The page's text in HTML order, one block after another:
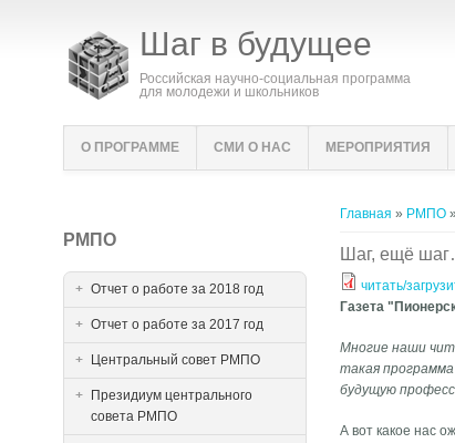
Шаг в будущее
Российская научно-социальная программа
для молодежи и школьников
О ПРОГРАММЕ СМИ О НАС МЕРОПРИЯТИЯ
Вы здесь
Главная » РМПО »
Шаг, ещё
читать/
Газета
Многие наши
такая
будущую
А вот какое нас
РМПО
Отчет о работе за 2018 год
Отчет о работе за 2017 год
Центральный совет РМПО
Президиум центрального
совета РМПО